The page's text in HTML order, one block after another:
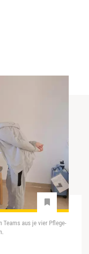
Teams aus je vier Pflege-